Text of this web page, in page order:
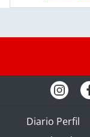
Diario Perfil